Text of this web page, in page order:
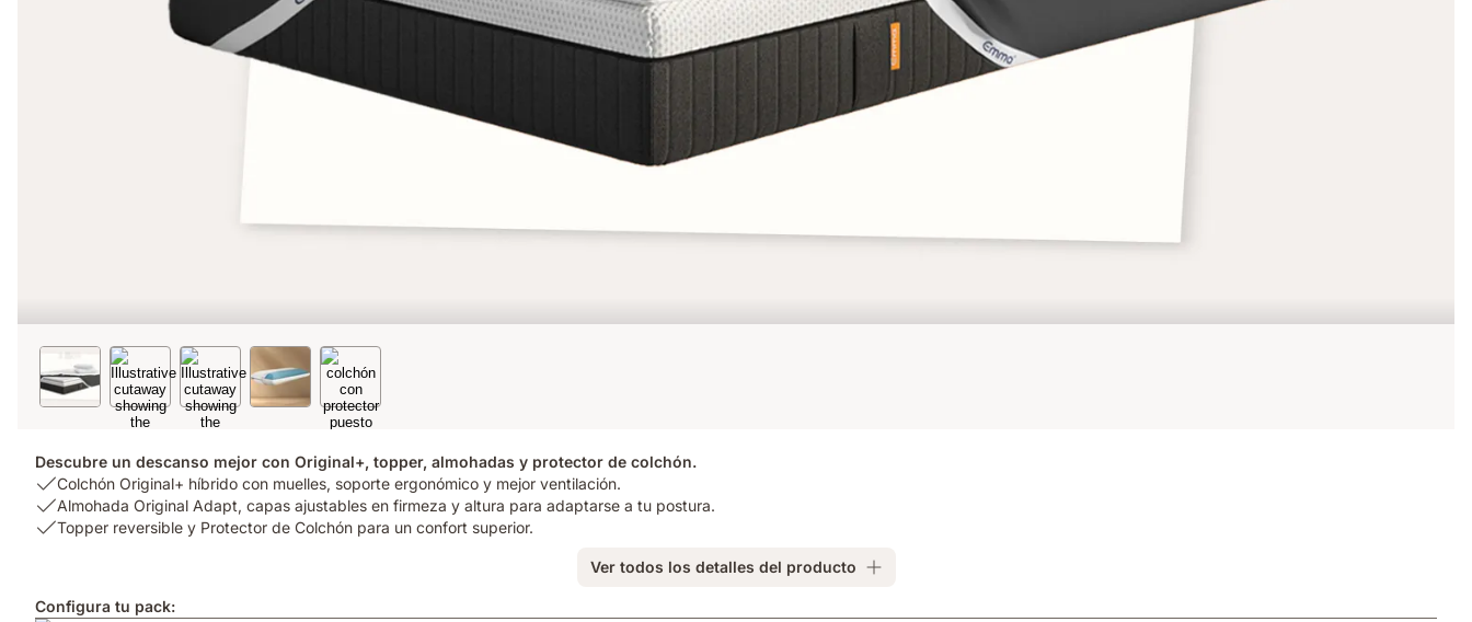
Descubre un descanso mejor con Original+, topper, almohadas y protector de colchón.
USP
1:
Colchón
muelles,
Colchón Original+ híbrido con muelles, soporte ergonómico y mejor ventilación.
USP
2:
capas
Almohada Original Adapt, capas ajustables en firmeza y altura para adaptarse a tu postura.
USP
y
Topper reversible y Protector de Colchón para un confort superior.
Ver todos los detalles del producto
Configura tu pack: